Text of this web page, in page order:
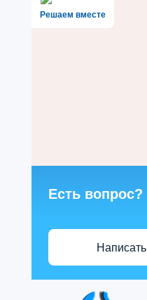
Решаем вместе
Есть вопрос?
Написать